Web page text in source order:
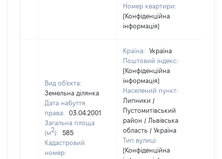
Номер квартири:
[Конфіденційна
інформація]
Вид об'єкта:
Земельна ділянка
Дата набуття
права:
03.04.2001
Загальна площа
(м2):
585
Кадастровий
номер:
Країна:
Україна
Поштовий індекс:
[Конфіденційна
інформація]
Населений пункт:
Липники /
Пустомитівський
район / Львівська
область / Україна
Тип вулиці:
[Конфіденційна